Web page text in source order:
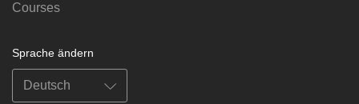
Courses
Sprache ändern